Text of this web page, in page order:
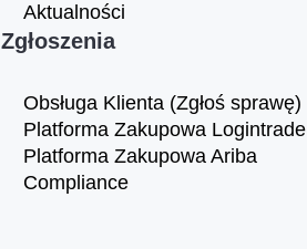
Aktualności
Zgłoszenia
Obsługa Klienta (Zgłoś sprawę)
Platforma Zakupowa Logintrade
Platforma Zakupowa Ariba
Compliance